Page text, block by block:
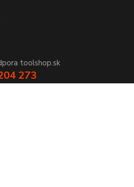
toolshop.sk
273